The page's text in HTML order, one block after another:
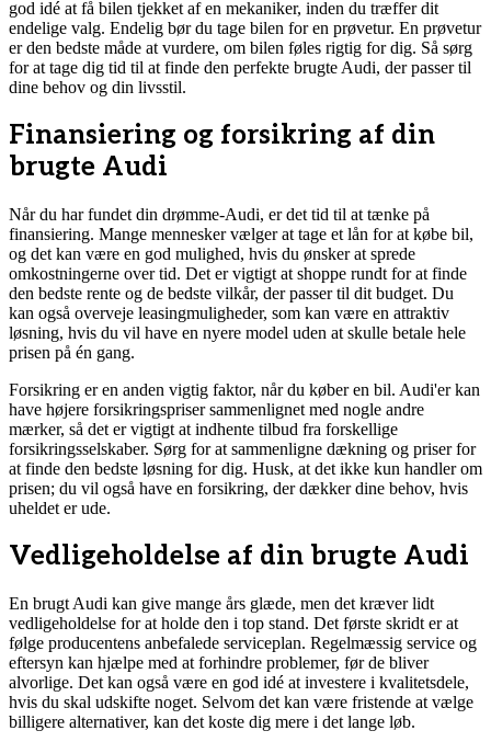
god idé at få bilen tjekket af en mekaniker, inden du træffer dit
endelige valg. Endelig bør du tage bilen for en prøvetur. En prøvetur
er den bedste måde at vurdere, om bilen føles rigtig for dig. Så sørg
for at tage dig tid til at finde den perfekte brugte Audi, der passer til
dine behov og din livsstil.
Finansiering og forsikring af din
brugte Audi
Når du har fundet din drømme-Audi, er det tid til at tænke på
finansiering. Mange mennesker vælger at tage et lån for at købe bil,
og det kan være en god mulighed, hvis du ønsker at sprede
omkostningerne over tid. Det er vigtigt at shoppe rundt for at finde
den bedste rente og de bedste vilkår, der passer til dit budget. Du
kan også overveje leasingmuligheder, som kan være en attraktiv
løsning, hvis du vil have en nyere model uden at skulle betale hele
prisen på én gang.
Forsikring er en anden vigtig faktor, når du køber en bil. Audi'er kan
have højere forsikringspriser sammenlignet med nogle andre
mærker, så det er vigtigt at indhente tilbud fra forskellige
forsikringsselskaber. Sørg for at sammenligne dækning og priser for
at finde den bedste løsning for dig. Husk, at det ikke kun handler om
prisen; du vil også have en forsikring, der dækker dine behov, hvis
uheldet er ude.
Vedligeholdelse af din brugte Audi
En brugt Audi kan give mange års glæde, men det kræver lidt
vedligeholdelse for at holde den i top stand. Det første skridt er at
følge producentens anbefalede serviceplan. Regelmæssig service og
eftersyn kan hjælpe med at forhindre problemer, før de bliver
alvorlige. Det kan også være en god idé at investere i kvalitetsdele,
hvis du skal udskifte noget. Selvom det kan være fristende at vælge
billigere alternativer, kan det koste dig mere i det lange løb.